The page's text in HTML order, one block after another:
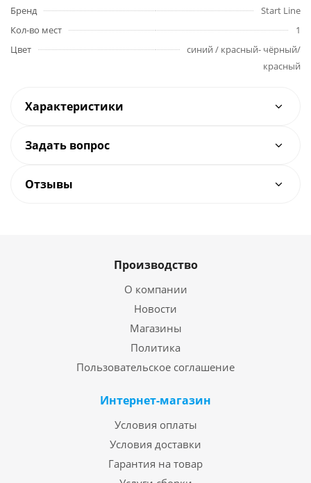
Бренд
Start Line
Кол-во мест
1
Цвет
синий / красный- чёрный/
красный
Характеристики
Задать вопрос
Отзывы
Производство
О компании
Новости
Магазины
Политика
Пользовательское соглашение
Интернет-магазин
Условия оплаты
Условия доставки
Гарантия на товар